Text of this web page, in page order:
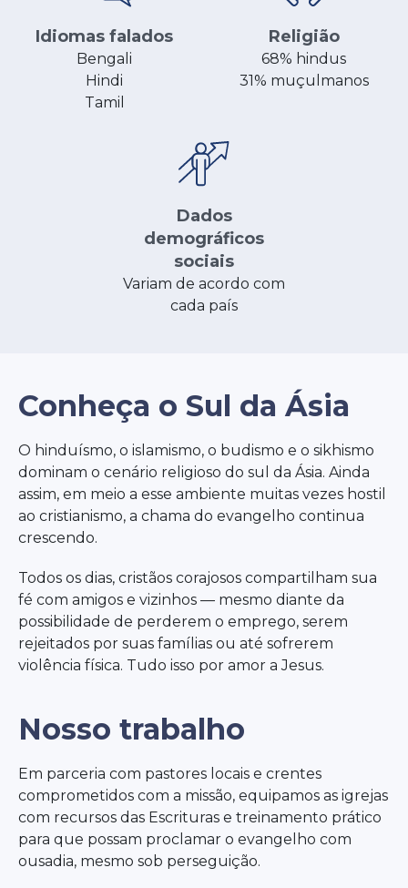
Idiomas falados
Bengali
Hindi
Tamil
Religião
68% hindus
31% muçulmanos
Dados
demográficos
sociais
Variam de acordo com
cada país
Conheça o Sul da Ásia
O hinduísmo, o islamismo, o budismo e o sikhismo
dominam o cenário religioso do sul da Ásia. Ainda
assim, em meio a esse ambiente muitas vezes hostil
ao cristianismo, a chama do evangelho continua
crescendo.
Todos os dias, cristãos corajosos compartilham sua
fé com amigos e vizinhos — mesmo diante da
possibilidade de perderem o emprego, serem
rejeitados por suas famílias ou até sofrerem
violência física. Tudo isso por amor a Jesus.
Nosso trabalho
Em parceria com pastores locais e crentes
comprometidos com a missão, equipamos as igrejas
com recursos das Escrituras e treinamento prático
para que possam proclamar o evangelho com
ousadia, mesmo sob perseguição.